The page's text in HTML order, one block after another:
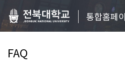
통합홈페
FAQ